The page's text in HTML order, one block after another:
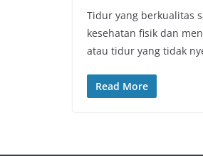
Tidur yang berkualitas
kesehatan fisik dan
atau tidur yang tidak
Read More